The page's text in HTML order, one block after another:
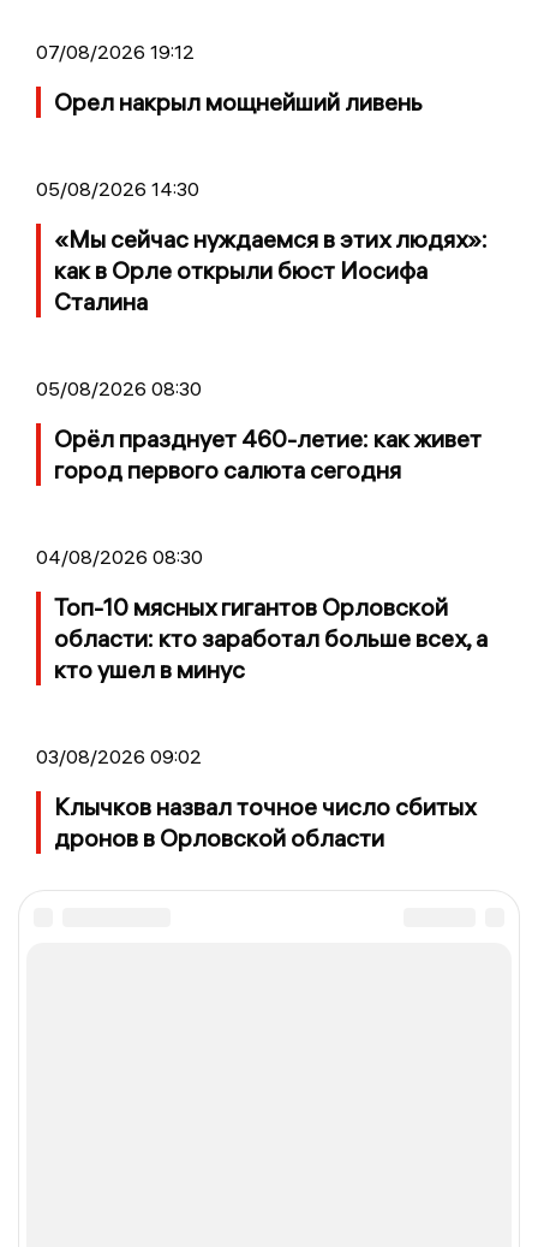
07/08/2026 19:12
Орел накрыл мощнейший ливень
05/08/2026 14:30
«Мы сейчас нуждаемся в этих людях»:
как в Орле открыли бюст Иосифа
Сталина
05/08/2026 08:30
Орёл празднует 460-летие: как живет
город первого салюта сегодня
04/08/2026 08:30
Топ-10 мясных гигантов Орловской
области: кто заработал больше всех, а
кто ушел в минус
03/08/2026 09:02
Клычков назвал точное число сбитых
дронов в Орловской области